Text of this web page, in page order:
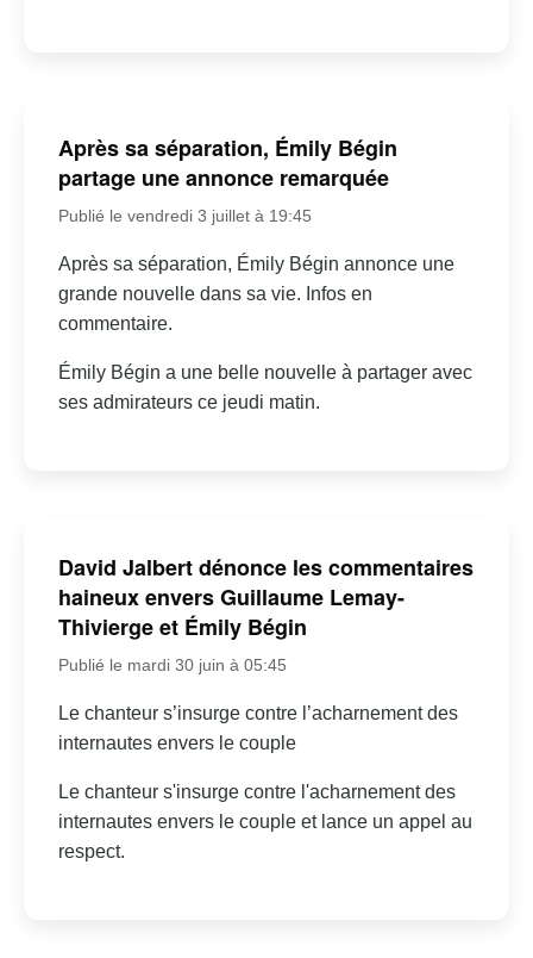
Après sa séparation, Émily Bégin
partage une annonce remarquée
Publié le vendredi 3 juillet à 19:45
Après sa séparation, Émily Bégin annonce une
grande nouvelle dans sa vie. Infos en
commentaire.
Émily Bégin a une belle nouvelle à partager avec
ses admirateurs ce jeudi matin.
David Jalbert dénonce les commentaires
haineux envers Guillaume Lemay-
Thivierge et Émily Bégin
Publié le mardi 30 juin à 05:45
Le chanteur s’insurge contre l’acharnement des
internautes envers le couple
Le chanteur s'insurge contre l'acharnement des
internautes envers le couple et lance un appel au
respect.